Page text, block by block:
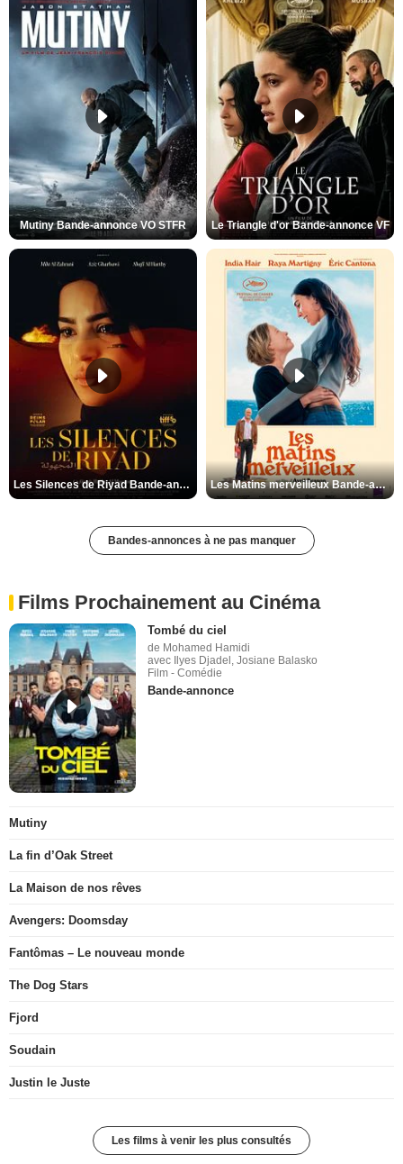
Mutiny Bande-annonce VO STFR Le Triangle d'or Bande-annonce VF
Les Silences de Riyad Bande-annonce VO STFR Les Matins merveilleux Bande-annonce VF
Bandes-annonces à ne pas manquer
Films Prochainement au Cinéma
Tombé du ciel
de Mohamed Hamidi
avec Ilyes Djadel, Josiane Balasko
Film - Comédie
Bande-annonce
Mutiny
La fin d’Oak Street
La Maison de nos rêves
Avengers: Doomsday
Fantômas – Le nouveau monde
The Dog Stars
Fjord
Soudain
Justin le Juste
Les films à venir les plus consultés